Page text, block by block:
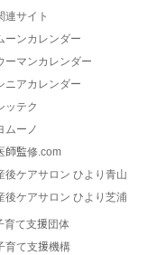
連サイト
ーンカレンダー
ーマンカレンダー
ニアカレンダー
ッテク
ムーノ
師監修.com
後ケアサロン ひより青山
後ケアサロン ひより芝浦
育て支援団体
育て支援機構